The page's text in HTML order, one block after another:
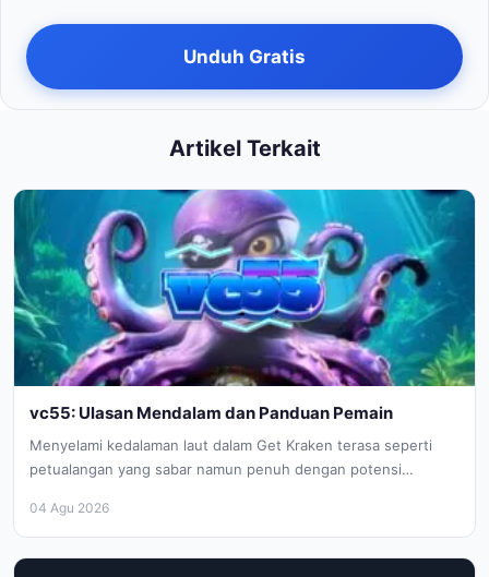
Unduh Gratis
Artikel Terkait
vc55: Ulasan Mendalam dan Panduan Pemain
Menyelami kedalaman laut dalam Get Kraken terasa seperti
petualangan yang sabar namun penuh dengan potensi
04 Agu 2026